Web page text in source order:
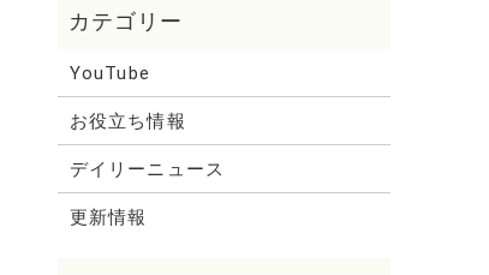
YouTube
お役立ち情報
デイリーニュース
更新情報